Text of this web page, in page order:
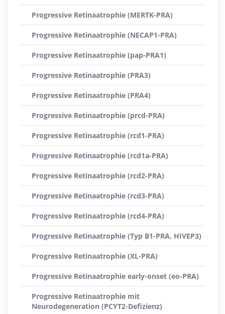
Progressive Retinaatrophie (MERTK-PRA)
Progressive Retinaatrophie (NECAP1-PRA)
Progressive Retinaatrophie (pap-PRA1)
Progressive Retinaatrophie (PRA3)
Progressive Retinaatrophie (PRA4)
Progressive Retinaatrophie (prcd-PRA)
Progressive Retinaatrophie (rcd1-PRA)
Progressive Retinaatrophie (rcd1a-PRA)
Progressive Retinaatrophie (rcd2-PRA)
Progressive Retinaatrophie (rcd3-PRA)
Progressive Retinaatrophie (rcd4-PRA)
Progressive Retinaatrophie (Typ B1-PRA, HIVEP3)
Progressive Retinaatrophie (XL-PRA)
Progressive Retinaatrophie early-onset (eo-PRA)
Progressive Retinaatrophie mit
Neurodegeneration (PCYT2-Defizienz)